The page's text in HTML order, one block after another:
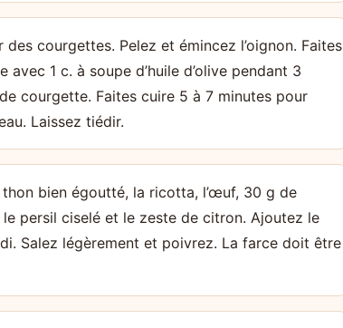
courgettes. Pelez et émincez l’oignon. Faites
avec 1 c. à soupe d’huile d’olive pendant 3
courgette. Faites cuire 5 à 7 minutes pour
Laissez tiédir.
thon bien égoutté, la ricotta, l’œuf, 30 g de
persil ciselé et le zeste de citron. Ajoutez le
Salez légèrement et poivrez. La farce doit être